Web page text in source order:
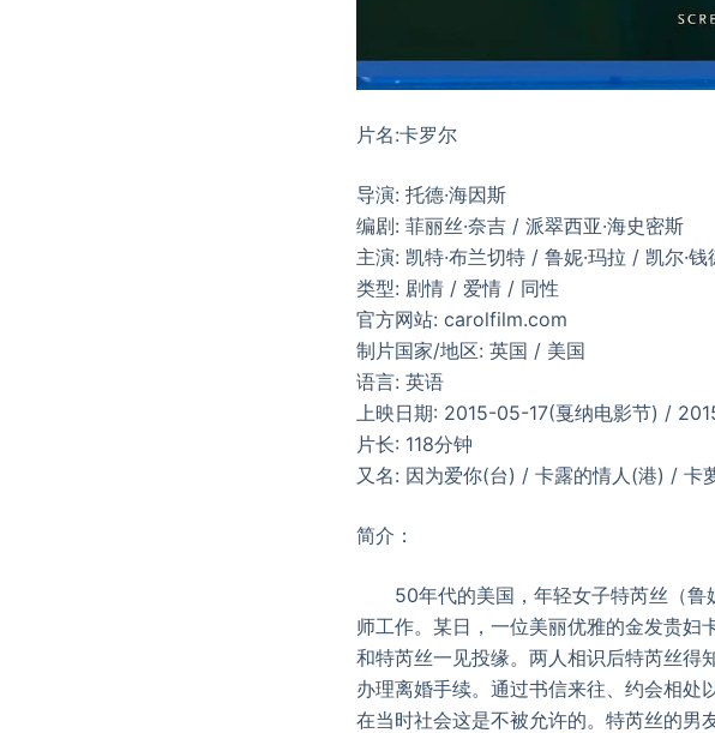
片名:卡罗尔
导演: 托德·海因斯
编剧: 菲丽丝·奈吉 / 派翠西亚·海史密斯
主演: 凯特·布兰切特 / 鲁妮·玛拉 / 凯尔·
类型: 剧情 / 爱情 / 同性
官方网站: carolfilm.com
制片国家/地区: 英国 / 美国
语言: 英语
上映日期: 2015-05-17(戛纳电影节) /
片长: 118分钟
又名: 因为爱你(台) / 卡露的情人(港) / 卡
简介：
50年代的美国，年轻女子特芮丝（鲁
师工作。某日，一位美丽优雅的金发贵妇
和特芮丝一见投缘。两人相识后特芮丝得
办理离婚手续。通过书信来往、约会相处
在当时社会这是不被允许的。特芮丝的男